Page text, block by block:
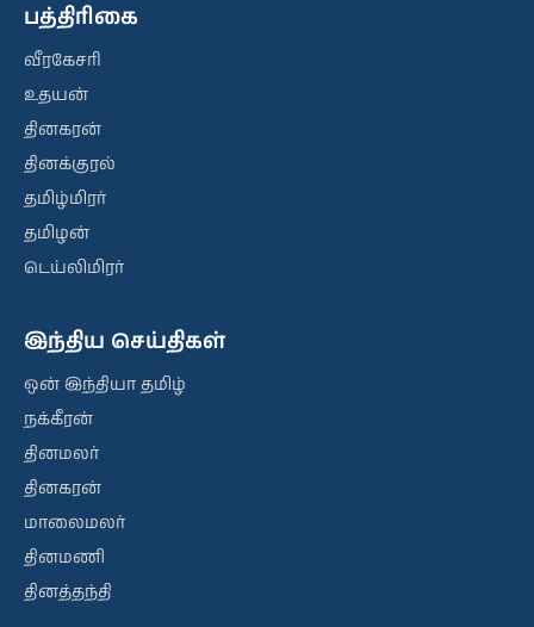
பத்திரிகை
வீரகேசரி
உதயன்
தினகரன்
தினக்குரல்
தமிழ்மிரர்
தமிழன்
டெய்லிமிரர்
இந்திய செய்திகள்
ஒன் இந்தியா தமிழ்
நக்கீரன்
தினமலர்
தினகரன்
மாலைமலர்
தினமணி
தினத்தந்தி